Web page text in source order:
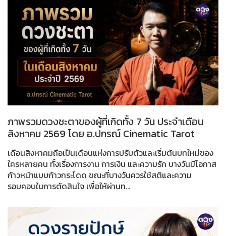
ภาพรวมดวงชะตาของผู้ที่เกิดทั้ง 7 วัน ประจำเดือน
สิงหาคม 2569 โดย อ.ปกรณ์ Cinematic Tarot
เดือนสิงหาคมถือเป็นเดือนแห่งการปรับตัวและเริ่มต้นบทใหม่ของ
ใครหลายคน ทั้งเรื่องการงาน การเงิน และความรัก บางวันมีโอกาส
ก้าวหน้าแบบก้าวกระโดด ขณะที่บางวันควรใช้สติและความ
รอบคอบในการตัดสินใจ เพื่อให้ผ่านท...